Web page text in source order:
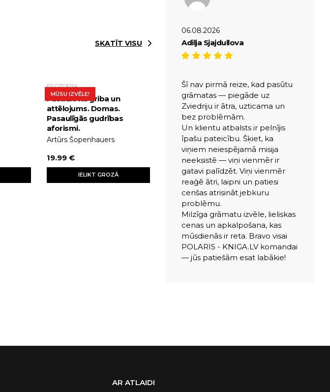
SKATĪT VISU
MŪSU IZVĒLE!
FILOZOFIJA
Pasaule kā griba un
attēlojums. Domas.
Pasaulīgās gudrības
aforismi.
Artūrs Šopenhauers
19.99 €
IELIKT GROZĀ
06.08.2026
Adilja Sjajdullova
Šī nav pirmā reize, kad pasūtu
grāmatas — piegāde uz
Zviedriju ir ātra, uzticama un
bez problēmām.
Un klientu atbalsts ir pelnījis
īpašu pateicību. Šķiet, ka
viņiem neiespējamā misija
neeksistē — viņi vienmēr ir
gatavi palīdzēt. Viņi vienmēr
reaģē ātri, laipni un patiesi
cenšas atrisināt jebkuru
problēmu.
Milzīga grāmatu izvēle, lieliskas
cenas un apkalpošana, kas
mūsdienās ir reta. Bravo visai
POLARIS - KNIGA.LV komandai
— jūs patiešām esat labākie!
AR ATLAIDI